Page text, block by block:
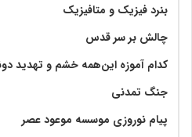
بنرد فیزیک و متافیزیک
چالش بر سر قدس
کدام آموزه این‌همه خشم و تهدید
جنگ تمدنی
پیام نوروزی موسسه موعود عصر